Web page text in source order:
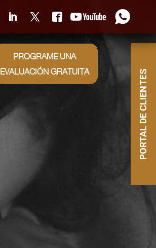
PROGRAME UNA
EVALUACIÓN GRATUITA
PORTAL DE CLIENTES